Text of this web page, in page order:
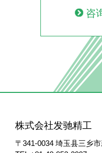
咨
株式会社发驰精工
〒341-0034 埼玉县三乡